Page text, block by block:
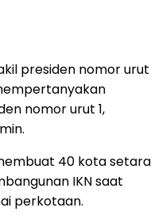
presiden nomor urut
nomor urut 1,
40 kota setara
IKN saat
perkotaan.